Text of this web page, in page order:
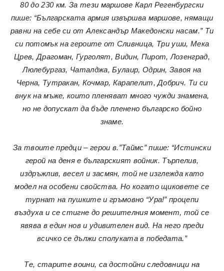
80 до 230 км. За тези маршове Карл Регенбургски
пише: “Българската армия извършва маршове, нямащи
равни на себе си от Александър Македонски насам.” Ти
си потомък на героите от Сливница, Три уши, Мека
Црев, Драгоман, Гурголят, Видин, Пирот, Лозенград,
Люлебургаз, Чаталджа, Булаир, Одрин, Завоя на
Черна, Тутракан, Кочмар, Карапелит, Добрич. Ти си
внук на мъже, които пленяват много чужди знамена,
но не допускат да бъде пленено българско бойно
знаме.
За твоите предци – герои в.”Таймс” пише: “Истински
герой на деня е българският войник. Търпелив,
издръжлив, весел и засмян, той не изглежда като
модел на особени свойства. Но когато щиковете се
турнат на пушките и гръмовно “Ура!” процепи
въздуха и се стигне до решителния момент, той се
явява в един нов и удивителен вид. На него преди
всичко се дължи сполуката в победата.”
Те, старите воини, са достойни следовници на